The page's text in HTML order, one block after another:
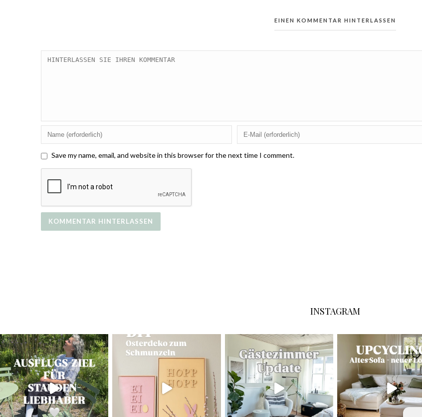
EINEN KOMMENTAR HINTERLASSEN
Save my name, email, and website in this browser for the next time I comment.
INSTAGRAM